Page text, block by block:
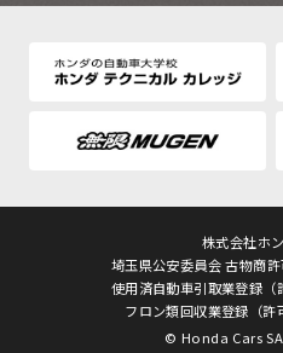
株式会社ホ
埼玉県公安委員会 古物商
使用済自動車引取業登録
フロン類回収業登録（
© Honda Cars